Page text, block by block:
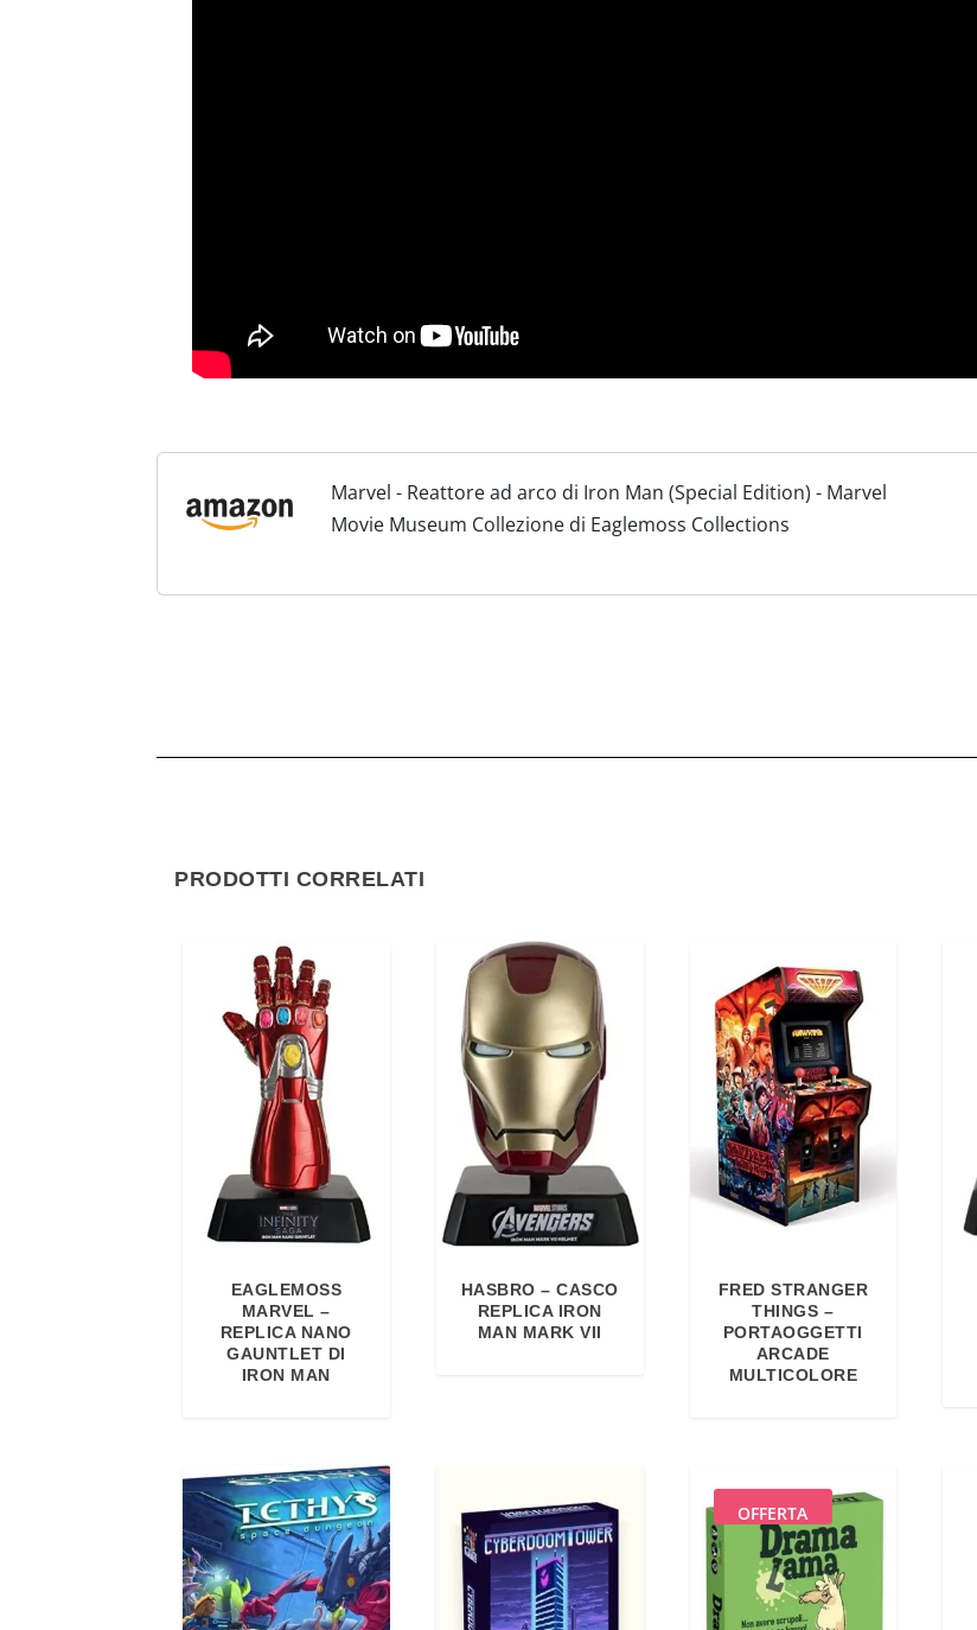
Marvel - Reattore ad arco di Iron Man (Special Edition) - Marvel
Movie Museum Collezione di Eaglemoss Collections
PRODOTTI CORRELATI
EAGLEMOSS
MARVEL –
REPLICA NANO
GAUNTLET DI
IRON MAN
HASBRO – CASCO
REPLICA IRON
MAN MARK VII
FRED STRANGER
THINGS –
PORTAOGGETTI
ARCADE
MULTICOLORE
OFFERTA